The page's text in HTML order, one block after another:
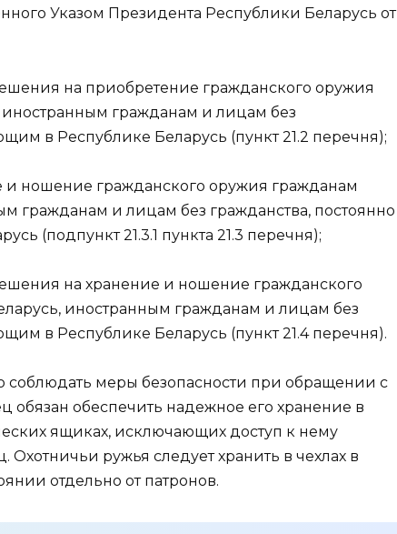
Указом Президента Республики Беларусь от
на приобретение гражданского оружия
гражданам и лицам без
в Республике Беларусь (пункт 21.2 перечня);
и ношение гражданского оружия гражданам
гражданам и лицам без гражданства, постоянно
(подпункт 21.3.1 пункта 21.3 перечня);
на хранение и ношение гражданского
иностранным гражданам и лицам без
в Республике Беларусь (пункт 21.4 перечня).
соблюдать меры безопасности при обращении с
обязан обеспечить надежное его хранение в
ящиках, исключающих доступ к нему
ружья следует хранить в чехлах в
отдельно от патронов.